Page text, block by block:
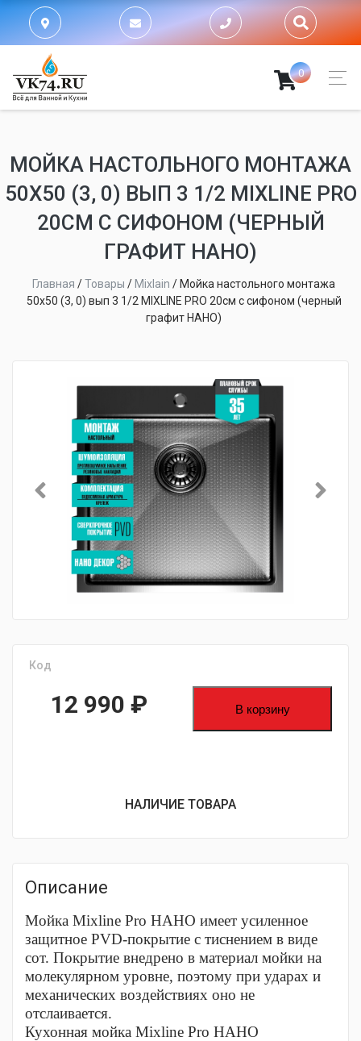
0
МОЙКА НАСТОЛЬНОГО МОНТАЖА
50Х50 (3, 0) ВЫП 3 1/2 MIXLINE PRO
20СМ С СИФОНОМ (ЧЕРНЫЙ
ГРАФИТ НАНО)
Главная /Товары / Mixlain / Мойка настольного монтажа
50х50 (3, 0) вып 3 1/2 MIXLINE PRO 20см с сифоном (черный
графит НАНО)
Код
12 990 ₽ В корзину
НАЛИЧИЕ ТОВАРА
Описание
Мойка Mixline Pro НАНО имеет усиленное
защитное PVD-покрытие с тиснением в виде
сот. Покрытие внедрено в материал мойки на
молекулярном уровне, поэтому при ударах и
механических воздействиях оно не
отслаивается.
Кухонная мойка Mixline Pro НАНО